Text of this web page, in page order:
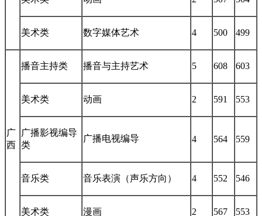
美术类 数字媒体艺术 4 500 499
广
西
播音主持类 播音与主持艺术 5 608 603
美术类 动画 2 591 553
广播影视编导
类
广播电视编导 4 564 559
音乐类 音乐表演（声乐方向） 4 552 546
美术类 漫画 2 567 553